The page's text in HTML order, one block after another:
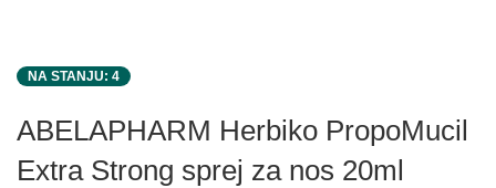
NA STANJU: 4
ABELAPHARM Herbiko PropoMucil
Extra Strong sprej za nos 20ml